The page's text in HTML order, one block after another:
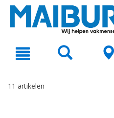
text.skipToNavigation
11 artikelen